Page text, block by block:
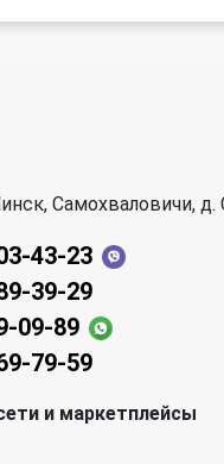
Самохваловичи,
43-23
39-29
09-89
79-59
и маркетплейсы